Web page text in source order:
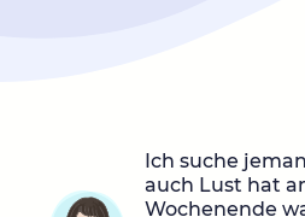
Ich suche
auch Lust hat
Wochenende